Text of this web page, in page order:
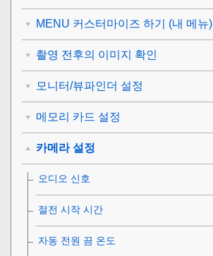
MENU 커스터마이즈 하기 (내 메뉴)
촬영 전후의 이미지 확인
모니터/뷰파인더 설정
메모리 카드 설정
카메라 설정
오디오 신호
절전 시작 시간
자동 전원 끔 온도